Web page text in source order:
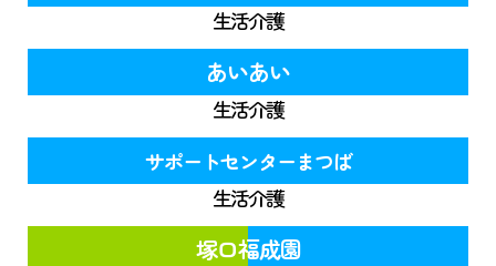
生活介護
あいあい
生活介護
サポートセンターまつば
生活介護
塚口福成園